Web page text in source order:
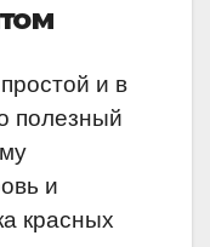
и в
полезный
и
красных